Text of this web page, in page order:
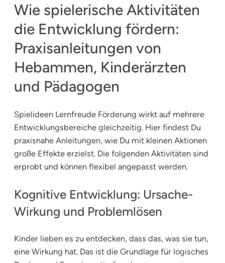
Wie spielerische Aktivitäten
die Entwicklung fördern:
Praxisanleitungen von
Hebammen, Kinderärzten
und Pädagogen
Spielideen Lernfreude Förderung wirkt auf mehrere
Entwicklungsbereiche gleichzeitig. Hier findest Du
praxisnahe Anleitungen, wie Du mit kleinen Aktionen
große Effekte erzielst. Die folgenden Aktivitäten sind
erprobt und können flexibel angepasst werden.
Kognitive Entwicklung: Ursache-
Wirkung und Problemlösen
Kinder lieben es zu entdecken, dass das, was sie tun,
eine Wirkung hat. Das ist die Grundlage für logisches